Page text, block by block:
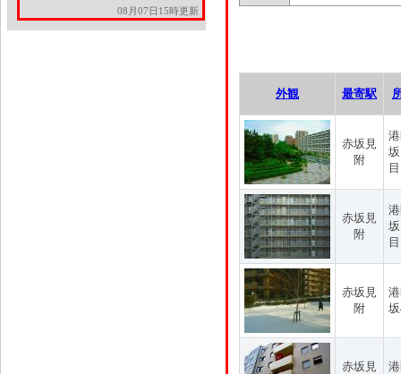
08月07日15時更新
外観 最寄駅
赤坂見
附
目
赤坂見
附
目
赤坂見
附
赤坂見